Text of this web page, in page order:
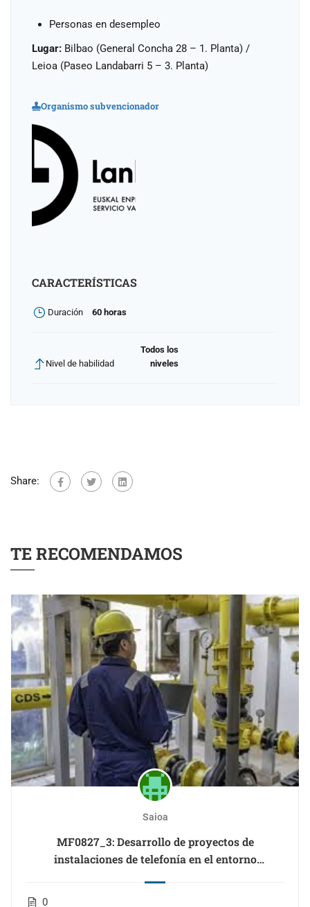
Personas en desempleo
Lugar: Bilbao (General Concha 28 – 1. Planta) /
Leioa (Paseo Landabarri 5 – 3. Planta)
Organismo subvencionador
CARACTERÍSTICAS
Duración 60 horas
Nivel de habilidad
Todos los
niveles
Share:
TE RECOMENDAMOS
Saioa
MF0827_3: Desarrollo de proyectos de
instalaciones de telefonía en el entorno
0